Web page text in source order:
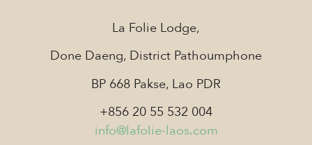
La Folie Lodge,
Done Daeng, District Pathoumphone
BP 668 Pakse, Lao PDR
+856 20 55 532 004
info@lafolie-laos.com